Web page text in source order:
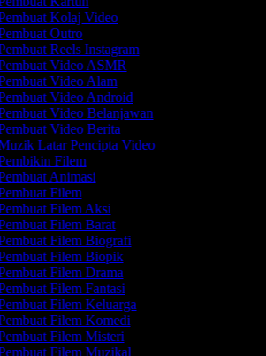
Kolaj Video
Outro
Reels Instagram
Video ASMR
Video Alam
Video Android
Video Belanjawan
Video Berita
Latar Pencipta Video
Filem
Animasi
Filem
Filem Aksi
Filem Barat
Filem Biografi
Filem Biopik
Filem Drama
Filem Fantasi
Filem Keluarga
Filem Komedi
Filem Misteri
Filem Muzikal